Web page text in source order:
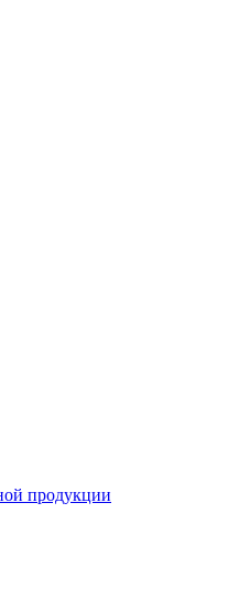
продукции